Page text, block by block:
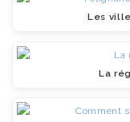
Les
La